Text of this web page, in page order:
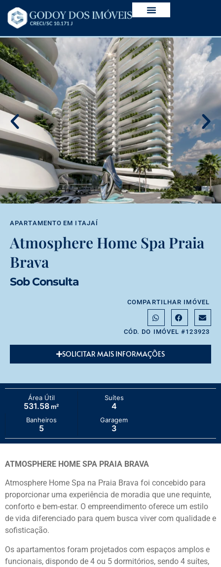
APARTAMENTO EM ITAJAÍ
Atmosphere Home Spa Praia
Brava
Sob Consulta
COMPARTILHAR IMÓVEL
CÓD. DO IMÓVEL #123923
SOLICITAR MAIS INFORMAÇÕES
Área Útil
531.58 m²
Suítes
4
Banheiros
5
Garagem
3
ATMOSPHERE HOME SPA PRAIA BRAVA
Atmosphere Home Spa na Praia Brava foi concebido para
proporcionar uma experiência de moradia que une requinte,
conforto e bem-estar. O empreendimento oferece um estilo
de vida diferenciado para quem busca viver com qualidade e
sofisticação.
Os apartamentos foram projetados com espaços amplos e
funcionais, dispondo de 4 ou 5 dormitórios, sendo 4 suítes,